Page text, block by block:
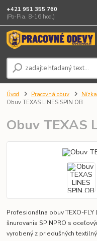
+421 951 355 760
(Po-Pia, 8-16 hod.)
Úvod Pracovná obuv
Obuv TEXAS LINES SPIN OB
Obuv TEXAS
Profesionálna obuv TEXO-
šnurovania SPINPRO s
vyrobený z priedušných